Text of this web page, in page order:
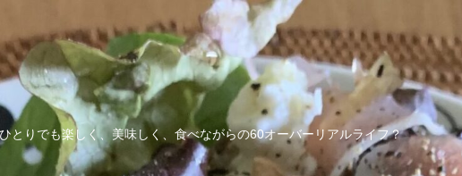
ひとりでも楽しく、美味しく、食べながらの60オーバーリアルライフ？